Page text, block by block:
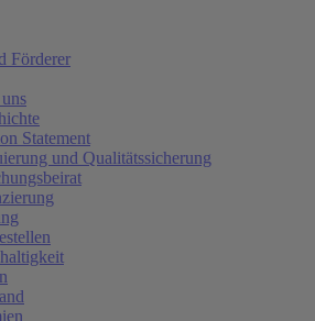
Förderer
Statement
und Qualitätssicherung